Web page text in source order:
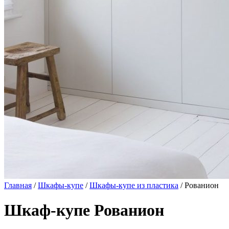
Главная /Шкафы-купе /Шкафы-купе из пластика / Рованион
Шкаф-купе Рованион